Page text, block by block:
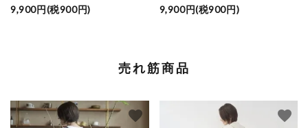
9,900円(税900円)
9,900円(税900円)
売れ筋商品
favorite favorite